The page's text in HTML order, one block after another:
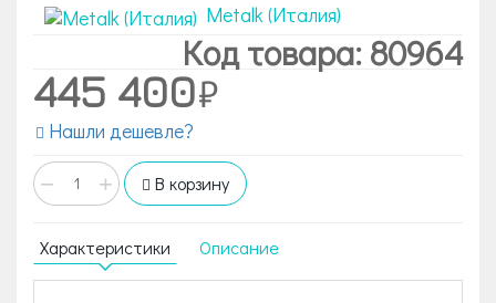
Metalk (Италия)
Код товара: 80964
445 400
Нашли дешевле?
− + В корзину
Характеристики Описание